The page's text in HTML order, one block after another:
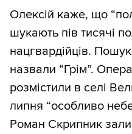
Олексій каже, що
шукають пів тисячі
нацгвардійців.
назвали “Грім”.
розмістили в селі
липня “особливо
Роман Скрипник